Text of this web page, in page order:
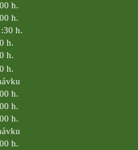
h.
h.
h.
h.
h.
h.
h.
h.
h.
h.